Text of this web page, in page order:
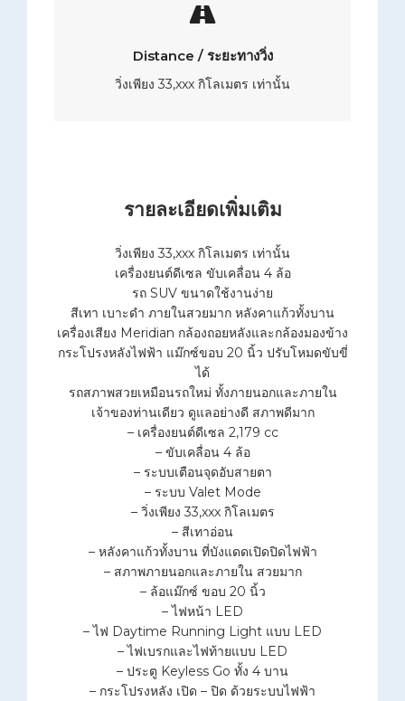
Distance / ระยะทางวิ่ง
วิ่งเพียง 33,xxx กิโลเมตร เท่านั้น
รายละเอียดเพิ่มเติม
วิ่งเพียง 33,xxx กิโลเมตร เท่านั้น
เครื่องยนต์ดีเซล ขับเคลื่อน 4 ล้อ
รถ SUV ขนาดใช้งานง่าย
สีเทา เบาะดำ ภายในสวยมาก หลังคาแก้วทั้งบาน
เครื่องเสียง Meridian กล้องถอยหลังและกล้องมองข้าง
กระโปรงหลังไฟฟ้า แม๊กซ์ขอบ 20 นิ้ว ปรับโหมดขับขี่
ได้
รถสภาพสวยเหมือนรถใหม่ ทั้งภายนอกและภายใน
เจ้าของท่านเดียว ดูแลอย่างดี สภาพดีมาก
– เครื่องยนต์ดีเซล 2,179 cc
– ขับเคลื่อน 4 ล้อ
– ระบบเตือนจุดอับสายตา
– ระบบ Valet Mode
– วิ่งเพียง 33,xxx กิโลเมตร
– สีเทาอ่อน
– หลังคาแก้วทั้งบาน ที่บังแดดเปิดปิดไฟฟ้า
– สภาพภายนอกและภายใน สวยมาก
– ล้อแม๊กซ์ ขอบ 20 นิ้ว
– ไฟหน้า LED
– ไฟ Daytime Running Light แบบ LED
– ไฟเบรกและไฟท้ายแบบ LED
– ประตู Keyless Go ทั้ง 4 บาน
– กระโปรงหลัง เปิด – ปิด ด้วยระบบไฟฟ้า